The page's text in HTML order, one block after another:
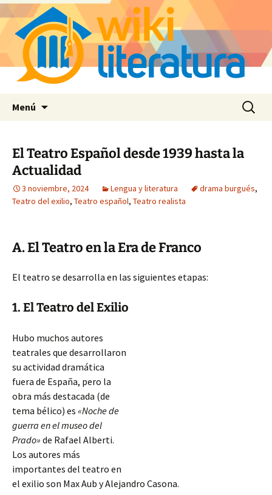
Menú Buscar:
El Teatro Español desde 1939 hasta la
Actualidad
3 noviembre, 2024 Lengua y literatura drama burgués,
Teatro del exilio, Teatro español, Teatro realista
A. El Teatro en la Era de Franco
El teatro se desarrolla en las siguientes etapas:
1. El Teatro del Exilio
Hubo muchos autores
teatrales que desarrollaron
su actividad dramática
fuera de España, pero la
obra más destacada (de
tema bélico) es «Noche de
guerra en el museo del
Prado» de Rafael Alberti.
Los autores más
importantes del teatro en
el exilio son Max Aub y Alejandro Casona.